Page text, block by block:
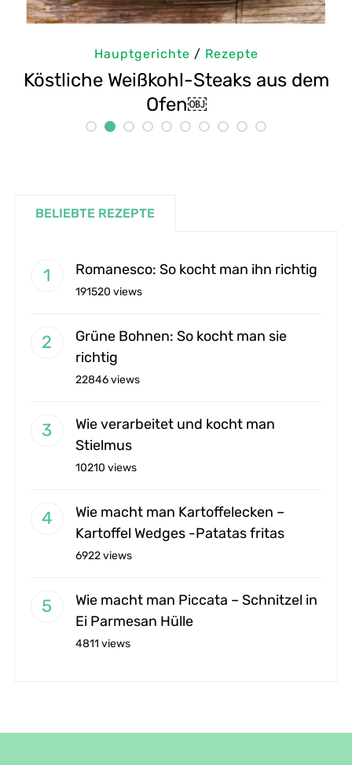
Hauptgerichte/Rezepte
Selbstgemachte Tahini: Sesampaste
Rezept
BELIEBTE REZEPTE
Romanesco: So kocht man ihn richtig
191520 views
Grüne Bohnen: So kocht man sie
richtig
22846 views
Wie verarbeitet und kocht man
Stielmus
10210 views
Wie macht man Kartoffelecken –
Kartoffel Wedges -Patatas fritas
6922 views
Wie macht man Piccata – Schnitzel in
Ei Parmesan Hülle
4811 views